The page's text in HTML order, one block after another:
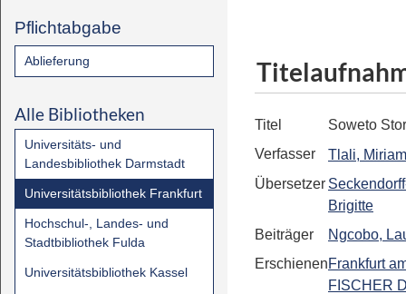
Pflichtabgabe
Ablieferung
Alle Bibliotheken
Universitäts- und
Landesbibliothek Darmstadt
Universitätsbibliothek Frankfurt
Hochschul-, Landes- und
Stadtbibliothek Fulda
Universitätsbibliothek Kassel
Titel
Soweto
Verfasser
Tlali, Miriam
Übersetzer
Brigitte
Beiträger
Ngcobo,
ErschienenFrankfurt
FISCHER